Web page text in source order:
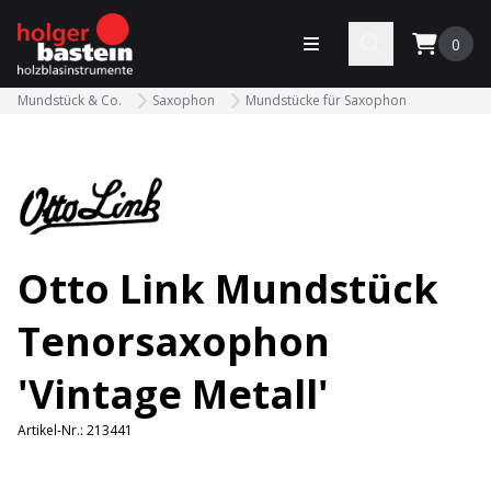
bastein
Menü öffnen 0
Mundstück & Co. Saxophon Mundstücke für Saxophon
Otto Link Mundstück
Tenorsaxophon
'Vintage Metall'
Artikel-Nr.: 213441